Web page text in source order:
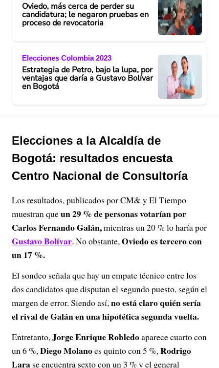
Oviedo, más cerca de perder su
candidatura; le negaron pruebas en
proceso de revocatoria
Elecciones Colombia 2023
Estrategia de Petro, bajo la lupa, por
ventajas que daría a Gustavo Bolívar
en Bogotá
Elecciones a la Alcaldía de
Bogotá: resultados encuesta
Centro Nacional de Consultoría
Los resultados, publicados por CM& y El Tiempo
muestran queun 29 % de personas votarían por
Carlos Fernando Galán,mientras un 20 % lo haría por
Gustavo Bolívar. No obstante,Oviedo es tercero con
un 17 %.
El sondeo señala que hay un empate técnico entre los
dos candidatos que disputan el segundo puesto, según el
margen de error. Siendo así,no está claro quién sería
el rival de Galán en una hipotética segunda vuelta.
Entretanto,Jorge Enrique Robledoaparece cuarto con
un 6 %,Diego Molanoes quinto con 5 %,Rodrigo
Lara se encuentra sexto con un 3 % y el general